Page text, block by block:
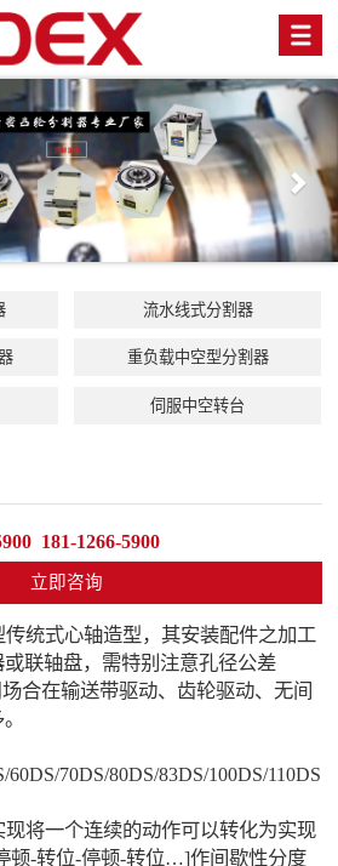
流水线式分割器
重负载中空型分割器
伺服中空转台
181-1266-5900
立即咨询
传统式心轴造型，其安装配件之加工
联轴盘，需特别注意孔径公差
场合在输送带驱动、齿轮驱动、无间
60DS/70DS/80DS/83DS/100DS/110DS
将一个连续的动作可以转化为实现
顿-转位-停顿-转位…]作间歇性分度